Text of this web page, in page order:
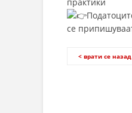
се
< врати се назад